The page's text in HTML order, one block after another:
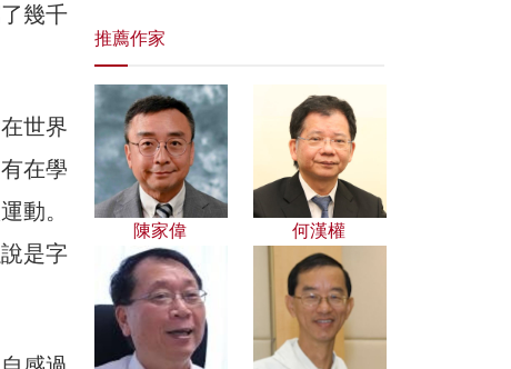
幾千
世界
在學
動。
是字
推薦作家
陳家偉 何漢權